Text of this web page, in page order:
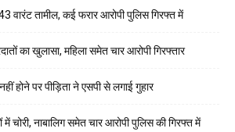
वारंट तामील, कई फरार आरोपी पुलिस गिरफ्त में
का खुलासा, महिला समेत चार आरोपी गिरफ्तार
होने पर पीड़िता ने एसपी से लगाई गुहार
में चोरी, नाबालिग समेत चार आरोपी पुलिस की गिरफ्त में